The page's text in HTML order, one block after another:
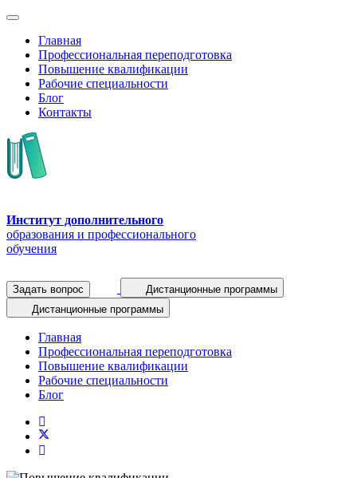
Главная
Профессиональная переподготовка
Повышение квалификации
Рабочие специальности
Блог
Контакты
Институт дополнительного
образования и профессионального
обучения
Задать вопрос
Дистанционные программы
Дистанционные программы
Главная
Профессиональная переподготовка
Повышение квалификации
Рабочие специальности
Блог